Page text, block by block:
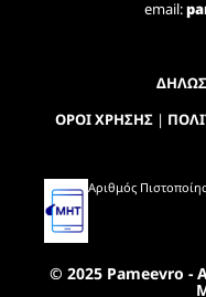
email:
ΟΡΟΙ ΧΡΗΣΗΣ|
Αριθμός
© 2025 Pameevro -